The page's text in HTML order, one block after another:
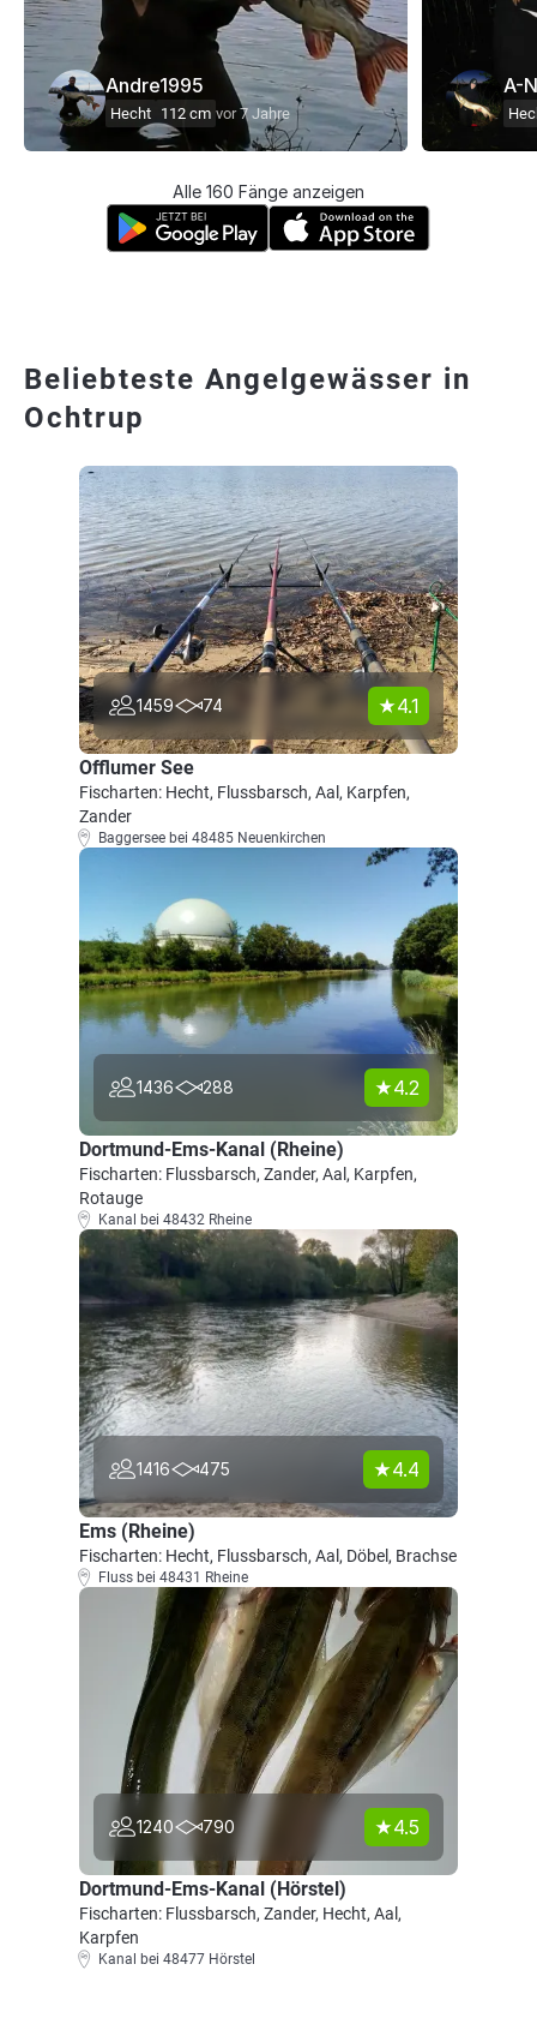
Andre1995
Hecht 112 cm vor 7 Jahre
A-
Alle 160 Fänge anzeigen
Beliebteste Angelgewässer in
Ochtrup
1459 74 4.1
Offlumer See
Fischarten: Hecht, Flussbarsch, Aal, Karpfen,
Zander
Baggersee bei 48485 Neuenkirchen
1436 288 4.2
Dortmund-Ems-Kanal (Rheine)
Fischarten: Flussbarsch, Zander, Aal, Karpfen,
Rotauge
Kanal bei 48432 Rheine
1416 475 4.4
Ems (Rheine)
Fischarten: Hecht, Flussbarsch, Aal, Döbel, Brachse
Fluss bei 48431 Rheine
1240 790 4.5
Dortmund-Ems-Kanal (Hörstel)
Fischarten: Flussbarsch, Zander, Hecht, Aal,
Karpfen
Kanal bei 48477 Hörstel